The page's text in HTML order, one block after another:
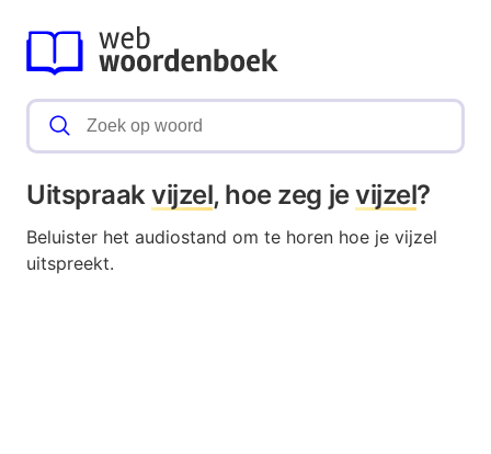
Uitspraakvijzel, hoe zeg jevijzel?
Beluister het audiostand om te horen hoe je vijzel
uitspreekt.